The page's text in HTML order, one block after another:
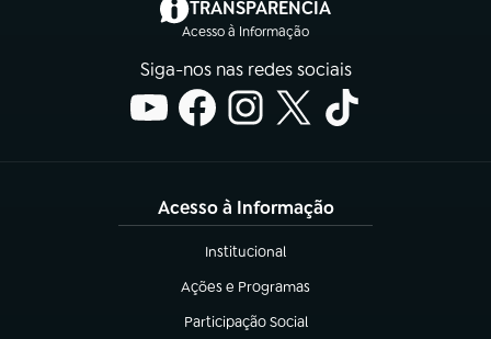
TRANSPARÊNCIA
Acesso à Informação
(abre em nova aba)
Siga-nos nas redes sociais
Acesso à Informação
Institucional
(abre em nova aba)
Ações e Programas
(abre em nova aba)
Participação Social
(abre em nova aba)